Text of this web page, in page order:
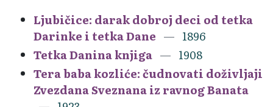
Ljubičice: darak dobroj deci od tetka
Darinke i tetka Dane
1896
Tetka Danina knjiga
1908
Tera baba kozliće: čudnovati doživljaji
Zvezdana Sveznana iz ravnog Banata